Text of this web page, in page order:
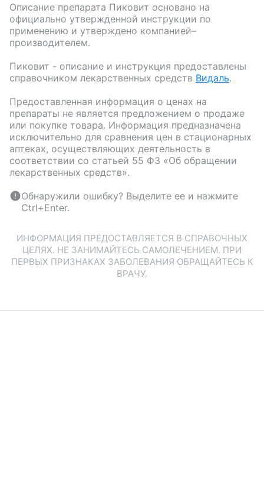
Описание препарата Пиковит основано на
официально утвержденной инструкции по
применению и утверждено компанией–
производителем.
Пиковит - описание и инструкция предоставлены
справочником лекарственных средств Видаль.
Предоставленная информация о ценах на
препараты не является предложением о продаже
или покупке товара. Информация предназначена
исключительно для сравнения цен в стационарных
аптеках, осуществляющих деятельность в
соответствии со статьей 55 ФЗ «Об обращении
лекарственных средств».
Обнаружили ошибку? Выделите ее и нажмите
Ctrl+Enter.
ИНФОРМАЦИЯ ПРЕДОСТАВЛЯЕТСЯ В СПРАВОЧНЫХ
ЦЕЛЯХ. НЕ ЗАНИМАЙТЕСЬ САМОЛЕЧЕНИЕМ. ПРИ
ПЕРВЫХ ПРИЗНАКАХ ЗАБОЛЕВАНИЯ ОБРАЩАЙТЕСЬ К
ВРАЧУ.